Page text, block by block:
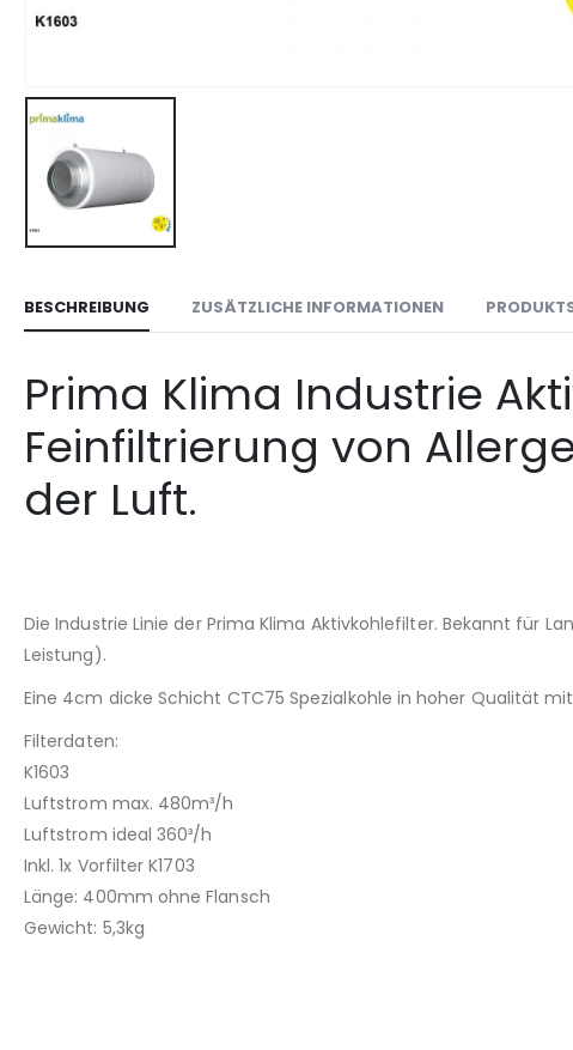
BESCHREIBUNG ZUSÄTZLICHE INFORMATIONEN
Prima Klima Industrie
Feinfiltrierung von
der Luft.
Die Industrie Linie der Prima Klima Aktivkohlefilter. Bekannt für
Leistung).
Eine 4cm dicke Schicht CTC75 Spezialkohle in hoher Qualität
Filterdaten:
K1603
Luftstrom max. 480m³/h
Luftstrom ideal 360³/h
Inkl. 1x Vorfilter K1703
Länge: 400mm ohne Flansch
Gewicht: 5,3kg